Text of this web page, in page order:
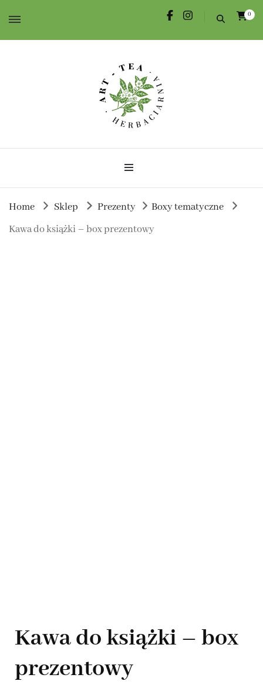
0
Herbaciarnia Art-Tea
Home Sklep Prezenty
Boxy tematyczne
Kawa do książki – box prezentowy
Kawa do książki – box
prezentowy